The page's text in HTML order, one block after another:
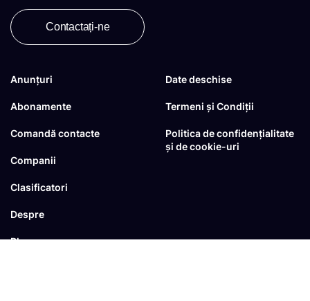
Anunțuri
Abonamente
Comandă contacte
Companii
Clasificatori
Despre
Blog
Date deschise
Termeni și Condiții
Politica de confidențialitate
și de cookie-uri
Contactați-ne